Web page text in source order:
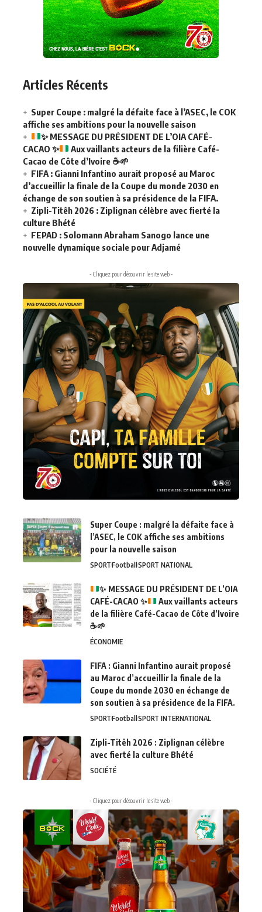
Articles Récents
Super Coupe : malgré la défaite face à l’ASEC, le COK
affiche ses ambitions pour la nouvelle saison
✨MESSAGE DU PRÉSIDENT DE L’OIA CAFÉ-
CACAO ✨
Aux vaillants acteurs de la filière Café-
Cacao de Côte d’Ivoire ☕🌱
FIFA : Gianni Infantino aurait proposé au Maroc
d’accueillir la finale de la Coupe du monde 2030 en
échange de son soutien à sa présidence de la FIFA.
Zipli-Titêh 2026 : Ziplignan célèbre avec fierté la
culture Bhété
FEPAD : Solomann Abraham Sanogo lance une
nouvelle dynamique sociale pour Adjamé
- Cliquez pour découvrir le site web -
Super Coupe : malgré la défaite face à
l’ASEC, le COK affiche ses ambitions
pour la nouvelle saison
SPORTFootballSPORT NATIONAL
✨MESSAGE DU PRÉSIDENT DE L’OIA
CAFÉ-CACAO ✨
Aux vaillants acteurs
de la filière Café-Cacao de Côte d’Ivoire
☕🌱
ÉCONOMIE
FIFA : Gianni Infantino aurait proposé
au Maroc d’accueillir la finale de la
Coupe du monde 2030 en échange de
son soutien à sa présidence de la FIFA.
SPORTFootballSPORT INTERNATIONAL
Zipli-Titêh 2026 : Ziplignan célèbre
avec fierté la culture Bhété
SOCIÉTÉ
- Cliquez pour découvrir le site web -